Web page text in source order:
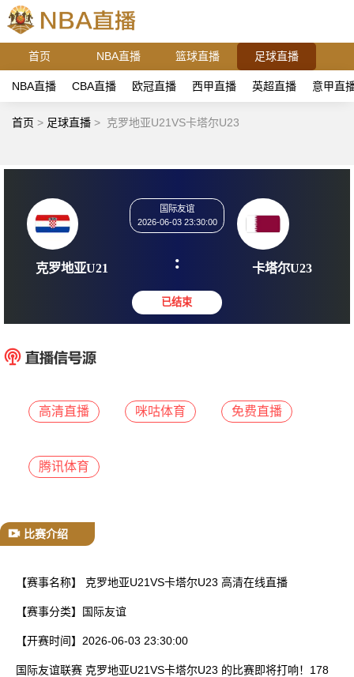
首页 NBA直播 篮球直播 足球直播
NBA直播 CBA直播 欧冠直播 西甲直播 英超直播 意甲直
首页 > 足球直播 > 克罗地亚U21VS卡塔尔U23
克罗地亚U21
2026-06-03 23:30:00
: 卡塔
高清直播 咪咕体育 免费直播
腾讯体育
比赛介绍
【赛事名称】 克罗地亚U21VS卡塔尔U23 高清在线直播
【赛事分类】 国际友谊
【开赛时间】 2026-06-03 23:30:00
国际友谊联赛 克罗地亚U21VS卡塔尔U23 的比赛即将打响！178